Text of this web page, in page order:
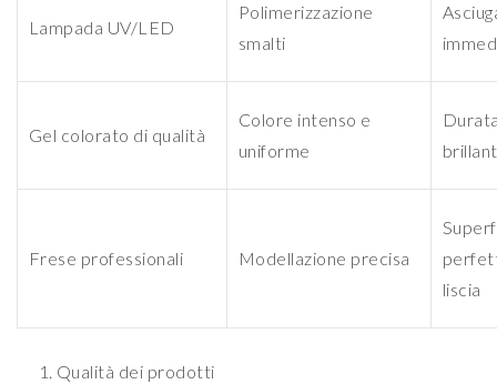
Lampada UV/LED
Polimerizzazione
smalti
Gel colorato di qualità
Colore intenso e
uniforme
Frese professionali Modellazione precisa
liscia
Qualità dei prodotti